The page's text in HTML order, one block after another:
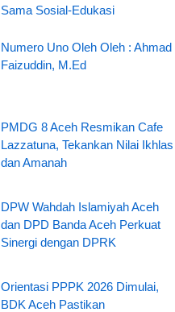
Sama Sosial-Edukasi
Numero Uno Oleh Oleh : Ahmad
Faizuddin, M.Ed
PMDG 8 Aceh Resmikan Cafe
Lazzatuna, Tekankan Nilai Ikhlas
dan Amanah
DPW Wahdah Islamiyah Aceh
dan DPD Banda Aceh Perkuat
Sinergi dengan DPRK
Orientasi PPPK 2026 Dimulai,
BDK Aceh Pastikan